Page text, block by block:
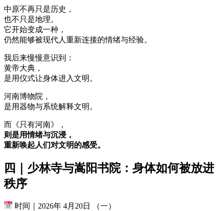
中原不再只是历史，
也不只是地理。
它开始变成一种，
仍然能够被现代人重新连接的情绪与经验。
我后来慢慢意识到：
黄帝大典，
是用仪式让身体进入文明。
河南博物院，
是用器物与系统解释文明。
而《只有河南》，
则是用情绪与沉浸，
重新唤起人们对文明的感受。
四｜少林寺与嵩阳书院：身体如何被放进
秩序
时间｜2026年 4月20日 （一）